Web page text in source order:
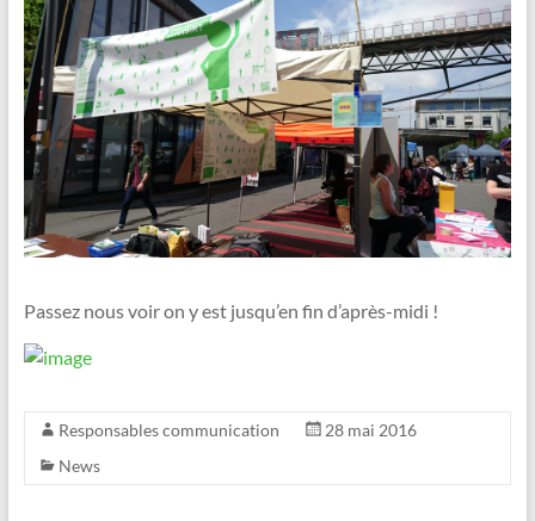
Passez nous voir on y est jusqu’en fin d’après-midi !
Responsables communication
28 mai 2016
News